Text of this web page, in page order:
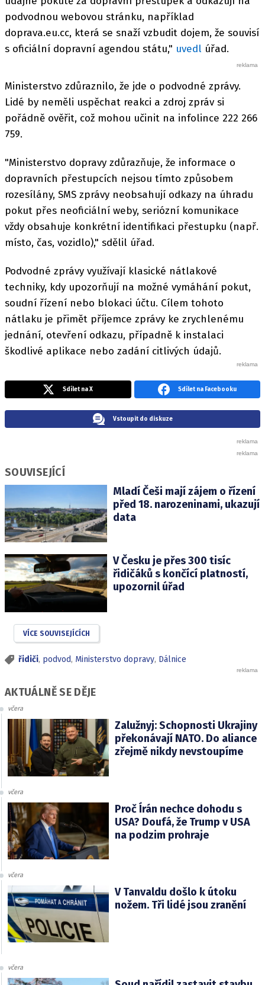
podvodnou webovou stránku, například
doprava.eu.cc, která se snaží vzbudit dojem, že souvisí
s oficiální dopravní agendou státu," uvedl úřad.
Ministerstvo zdůraznilo, že jde o podvodné zprávy.
Lidé by neměli uspěchat reakci a zdroj zpráv si
pořádně ověřit, což mohou učinit na infolince 222 266
759.
"Ministerstvo dopravy zdůrazňuje, že informace o
dopravních přestupcích nejsou tímto způsobem
rozesílány, SMS zprávy neobsahují odkazy na úhradu
pokut přes neoficiální weby, seriózní komunikace
vždy obsahuje konkrétní identifikaci přestupku (např.
místo, čas, vozidlo)," sdělil úřad.
Podvodné zprávy využívají klasické nátlakové
techniky, kdy upozorňují na možné vymáhání pokut,
soudní řízení nebo blokaci účtu. Cílem tohoto
nátlaku je přimět příjemce zprávy ke zrychlenému
jednání, otevření odkazu, případně k instalaci
škodlivé aplikace nebo zadání citlivých údajů.
Sdílet na X Sdílet na Facebooku
Vstoupit do diskuze
SOUVISEJÍCÍ
Mladí Češi mají zájem o řízení
před 18. narozeninami, ukazují
data
V Česku je přes 300 tisíc
řidičáků s končící platností,
upozornil úřad
VÍCE SOUVISEJÍCÍCH
řidiči, podvod, Ministerstvo dopravy, Dálnice
AKTUÁLNĚ SE DĚJE
včera
Zalužnyj: Schopnosti Ukrajiny
překonávají NATO. Do aliance
zřejmě nikdy nevstoupíme
včera
Proč Írán nechce dohodu s
USA? Doufá, že Trump v USA
na podzim prohraje
včera
V Tanvaldu došlo k útoku
nožem. Tři lidé jsou zranění
včera